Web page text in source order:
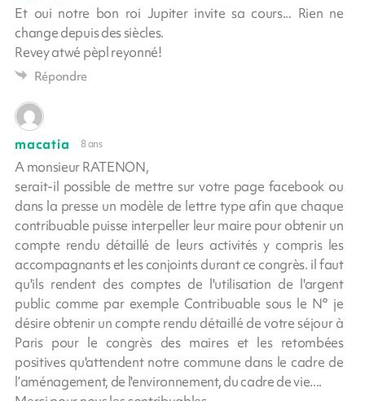
Et oui notre bon roi Jupiter invite sa cours... Rien ne
change depuis des siècles.
Revey atwé pèpl reyonné!
Répondre
macatia 8 ans
A monsieur RATENON,
serait-il possible de mettre sur votre page facebook ou
dans la presse un modèle de lettre type afin que chaque
contribuable puisse interpeller leur maire pour obtenir un
compte rendu détaillé de leurs activités y compris les
accompagnants et les conjoints durant ce congrès. il faut
qu'ils rendent des comptes de l'utilisation de l'argent
public comme par exemple Contribuable sous le N° je
désire obtenir un compte rendu détaillé de votre séjour à
Paris pour le congrès des maires et les retombées
positives qu'attendent notre commune dans le cadre de
l’aménagement, de l'environnement, du cadre de vie....